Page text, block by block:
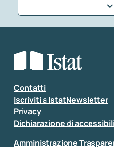
Seleziona la tipologia
Inserisci il tuo commento
Contatti
Iscriviti a IstatNewsletter
Privacy
Dichiarazione di
Amministrazione